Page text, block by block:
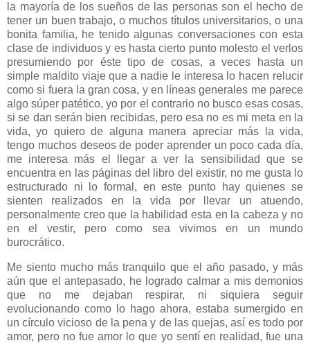
la mayoría de los sueños de las personas son el hecho de
tener un buen trabajo, o muchos títulos universitarios, o una
bonita familia, he tenido algunas conversaciones con esta
clase de individuos y es hasta cierto punto molesto el verlos
presumiendo por éste tipo de cosas, a veces hasta un
simple maldito viaje que a nadie le interesa lo hacen relucir
como si fuera la gran cosa, y en líneas generales me parece
algo súper patético, yo por el contrario no busco esas cosas,
si se dan serán bien recibidas, pero esa no es mi meta en la
vida, yo quiero de alguna manera apreciar más la vida,
tengo muchos deseos de poder aprender un poco cada día,
me interesa más el llegar a ver la sensibilidad que se
encuentra en las páginas del libro del existir, no me gusta lo
estructurado ni lo formal, en este punto hay quienes se
sienten realizados en la vida por llevar un atuendo,
personalmente creo que la habilidad esta en la cabeza y no
en el vestir, pero como sea vivimos en un mundo
burocrático.
Me siento mucho más tranquilo que el año pasado, y más
aún que el antepasado, he logrado calmar a mis demonios
que no me dejaban respirar, ni siquiera seguir
evolucionando como lo hago ahora, estaba sumergido en
un círculo vicioso de la pena y de las quejas, así es todo por
amor, pero no fue amor lo que yo sentí en realidad, fue una